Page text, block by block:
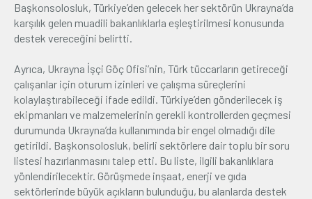
Başkonsolosluk, Türkiye’den gelecek her sektörün Ukrayna’da
karşılık gelen muadili bakanlıklarla eşleştirilmesi konusunda
destek vereceğini belirtti.
Ayrıca, Ukrayna İşçi Göç Ofisi’nin, Türk tüccarların getireceği
çalışanlar için oturum izinleri ve çalışma süreçlerini
kolaylaştırabileceği ifade edildi. Türkiye’den gönderilecek iş
ekipmanları ve malzemelerinin gerekli kontrollerden geçmesi
durumunda Ukrayna’da kullanımında bir engel olmadığı dile
getirildi. Başkonsolosluk, belirli sektörlere dair toplu bir soru
listesi hazırlanmasını talep etti. Bu liste, ilgili bakanlıklara
yönlendirilecektir. Görüşmede inşaat, enerji ve gıda
sektörlerinde büyük açıkların bulunduğu, bu alanlarda destek